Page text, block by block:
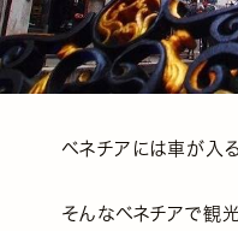
ベネチアには車が入
そんなベネチアで観